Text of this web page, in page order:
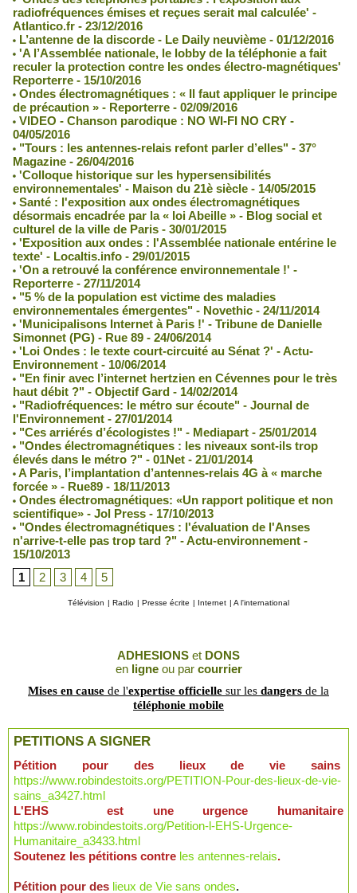
ADHESIONS et DONS
en ligneou par courrier
Mises en cause de l'expertise officielle sur les dangers de la
téléphonie mobile
PETITIONS A SIGNER
Pétition pour des lieux de vie sains
https://www.robindestoits.org/PETITION-Pour-des-lieux-de-vie-
sains_a3427.html
L'EHS est une urgence humanitaire
https://www.robindestoits.org/Petition-l-EHS-Urgence-
Humanitaire_a3433.html
Soutenez les pétitions contre les antennes-relais.
Pétition pour des lieux de Vie sans ondes.
radiofréquences émises et reçues serait mal calculée' -
Atlantico.fr - 23/12/2016
L’antenne de la discorde - Le Daily neuvième - 01/12/2016
'A l’Assemblée nationale, le lobby de la téléphonie a fait
reculer la protection contre les ondes électro-magnétiques'
Reporterre - 15/10/2016
Ondes électromagnétiques : « Il faut appliquer le principe
de précaution » - Reporterre - 02/09/2016
VIDEO - Chanson parodique : NO WI-FI NO CRY -
04/05/2016
"Tours : les antennes-relais refont parler d’elles" - 37°
Magazine - 26/04/2016
'Colloque historique sur les hypersensibilités
environnementales' - Maison du 21è siècle - 14/05/2015
Santé : l'exposition aux ondes électromagnétiques
désormais encadrée par la « loi Abeille » - Blog social et
culturel de la ville de Paris - 30/01/2015
'Exposition aux ondes : l'Assemblée nationale entérine le
texte' - Localtis.info - 29/01/2015
'On a retrouvé la conférence environnementale !' -
Reporterre - 27/11/2014
"5 % de la population est victime des maladies
environnementales émergentes" - Novethic - 24/11/2014
'Municipalisons Internet à Paris !' - Tribune de Danielle
Simonnet (PG) - Rue 89 - 24/06/2014
'Loi Ondes : le texte court-circuité au Sénat ?' - Actu-
Environnement - 10/06/2014
"En finir avec l’internet hertzien en Cévennes pour le très
haut débit ?" - Objectif Gard - 14/02/2014
"Radiofréquences: le métro sur écoute" - Journal de
l'Environnement - 27/01/2014
"Ces arriérés d’écologistes !" - Mediapart - 25/01/2014
"Ondes électromagnétiques : les niveaux sont-ils trop
élevés dans le métro ?" - 01Net - 21/01/2014
A Paris, l’implantation d’antennes-relais 4G à « marche
forcée » - Rue89 - 18/11/2013
Ondes électromagnétiques: «Un rapport politique et non
scientifique» - Jol Press - 17/10/2013
"Ondes électromagnétiques : l'évaluation de l'Anses
n'arrive-t-elle pas trop tard ?" - Actu-environnement -
15/10/2013
1
2 3 4 5
Télévision | Radio | Presse écrite | Internet | A l'international